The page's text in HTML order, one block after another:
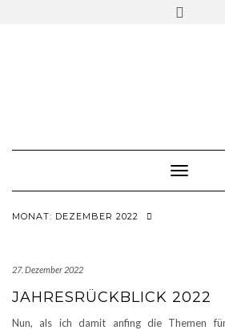
Toggle
MONAT: DEZEMBER 2022
27. Dezember 2022
JAHRESRÜCKBLICK 2022
Nun, als ich damit anfing die Themen